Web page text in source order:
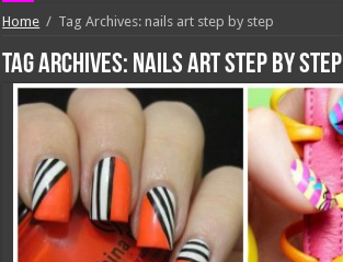
Home / Tag Archives: nails art step by step
Tag Archives: nails art step by step